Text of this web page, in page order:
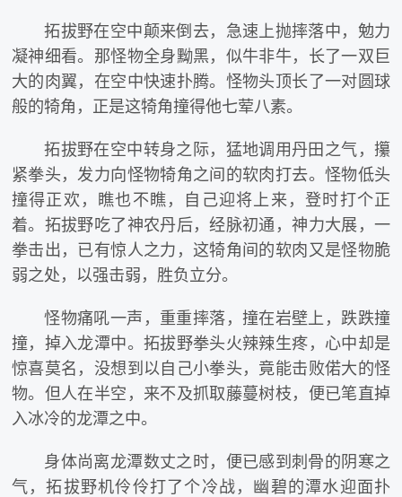
拓拔野在空中颠来倒去，急速上抛摔落中，勉力
凝神细看。那怪物全身黝黑，似牛非牛，长了一双巨
大的肉翼，在空中快速扑腾。怪物头顶长了一对圆球
般的犄角，正是这犄角撞得他七荤八素。
拓拔野在空中转身之际，猛地调用丹田之气，攥
紧拳头，发力向怪物犄角之间的软肉打去。怪物低头
撞得正欢，瞧也不瞧，自己迎将上来，登时打个正
着。拓拔野吃了神农丹后，经脉初通，神力大展，一
拳击出，已有惊人之力，这犄角间的软肉又是怪物脆
弱之处，以强击弱，胜负立分。
怪物痛吼一声，重重摔落，撞在岩壁上，跌跌撞
撞，掉入龙潭中。拓拔野拳头火辣辣生疼，心中却是
惊喜莫名，没想到以自己小拳头，竟能击败偌大的怪
物。但人在半空，来不及抓取藤蔓树枝，便已笔直掉
入冰冷的龙潭之中。
身体尚离龙潭数丈之时，便已感到刺骨的阴寒之
气，拓拔野机伶伶打了个冷战，幽碧的潭水迎面扑